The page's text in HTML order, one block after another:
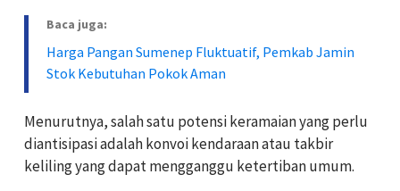
Baca juga:
Harga Pangan Sumenep Fluktuatif, Pemkab Jamin
Stok Kebutuhan Pokok Aman
Menurutnya, salah satu potensi keramaian yang perlu
diantisipasi adalah konvoi kendaraan atau takbir
keliling yang dapat mengganggu ketertiban umum.